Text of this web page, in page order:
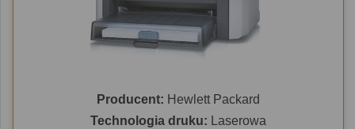
Producent: Hewlett Packard
Technologia druku: Laserowa